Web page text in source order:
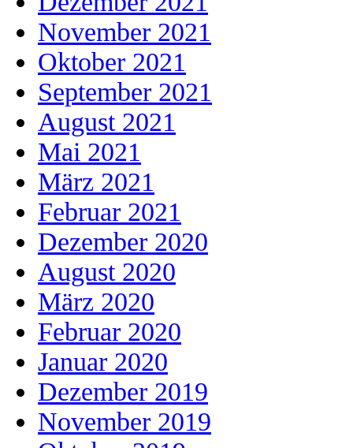
November 2021
Oktober 2021
September 2021
August 2021
Mai 2021
März 2021
Februar 2021
Dezember 2020
August 2020
März 2020
Februar 2020
Januar 2020
Dezember 2019
November 2019